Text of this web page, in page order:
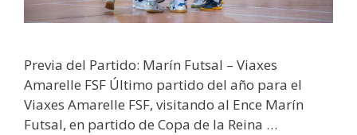
Previa del Partido: Marín Futsal – Viaxes
Amarelle FSF Último partido del año para el
Viaxes Amarelle FSF, visitando al Ence Marín
Futsal, en partido de Copa de la Reina …